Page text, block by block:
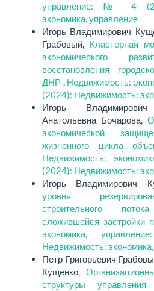
управление: № 4
экономика, управление
Игорь Владимирович
Грабовый, Кластерная
экономического
восстановления
ДНР , Недвижимость:
(2024): Недвижимость:
Игорь
Анатольевна Бочарова,
экономической
жизненного цикла
Недвижимость:
(2024): Недвижимость:
Игорь Владимирович
уровня
строительного
сложившейся застройки
экономика,
Недвижимость:
Петр Григорьевич
Кущенко,
структуры управления